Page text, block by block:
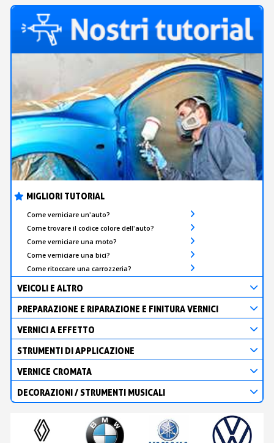
MIGLIORI TUTORIAL
Come verniciare un'auto?
Come trovare il codice colore dell'auto?
Come verniciare una moto?
Come verniciare una bici?
Come ritoccare una carrozzeria?
VEICOLI E ALTRO
PREPARAZIONE E RIPARAZIONE E FINITURA VERNICI
VERNICI A EFFETTO
STRUMENTI DI APPLICAZIONE
VERNICE CROMATA
DECORAZIONI / STRUMENTI MUSICALI
RIVESTIMENTI
EPOSSIDICI
E
FOTOLUMINESCENTI